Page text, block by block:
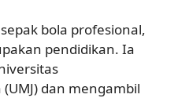
bola profesional,
pendidikan. Ia
dan mengambil